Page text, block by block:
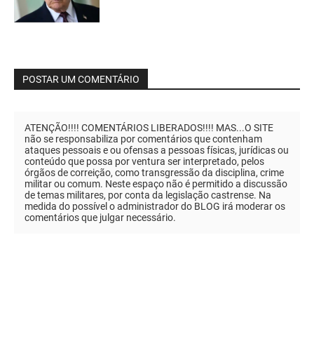
POSTAR UM COMENTÁRIO
ATENÇÃO!!!! COMENTÁRIOS LIBERADOS!!!! MAS...O SITE
não se responsabiliza por comentários que contenham
ataques pessoais e ou ofensas a pessoas físicas, jurídicas ou
conteúdo que possa por ventura ser interpretado, pelos
órgãos de correição, como transgressão da disciplina, crime
militar ou comum. Neste espaço não é permitido a discussão
de temas militares, por conta da legislação castrense. Na
medida do possível o administrador do BLOG irá moderar os
comentários que julgar necessário.